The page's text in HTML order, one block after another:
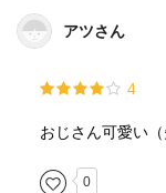
アツさん
4
おじさん可愛い
0